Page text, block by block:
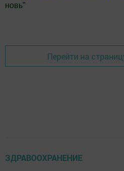
новь"
Перейти на
ЗДРАВООХРАНЕНИЕ